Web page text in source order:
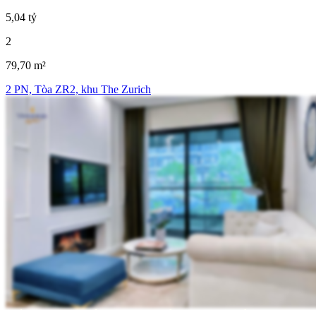
5,04 tỷ
2
79,70 m²
2 PN, Tòa ZR2, khu The Zurich